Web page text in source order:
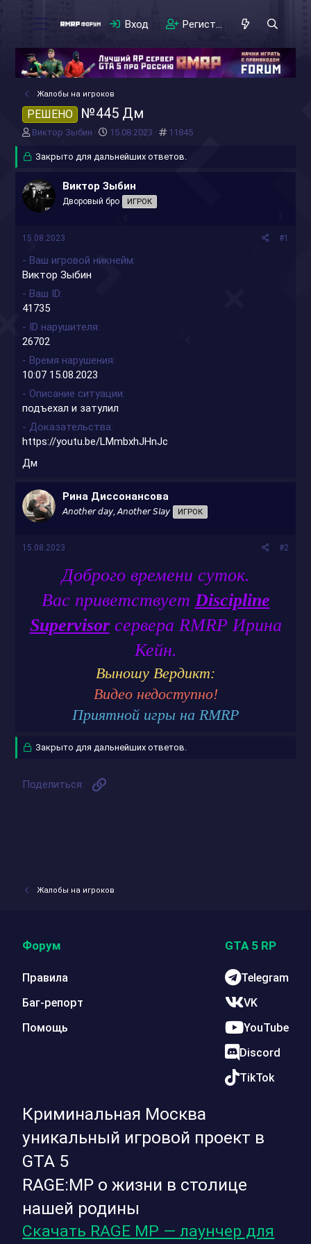
Вход Регистрация
Жалобы на игроков
РЕШЕНО №445 Дм
А
т
р
т
е
Виктор Зыбин
Д
т
н
ч
15.08.2023 #11845
Закрыто для дальнейших ответов.
Виктор Зыбин
Дворовый бро ИГРОК
15.08.2023 #1
- Ваш игровой никнейм
Виктор Зыбин
- Ваш ID
41735
- ID нарушителя
26702
- Время нарушения
10:07 15.08.2023
- Описание ситуации
подъехал и затулил
- Доказательства
https://youtu.be/LMmbxhJHnJc
Дм
Рина Диссонансова
𝘈𝘯𝘰𝘵𝘩𝘦𝘳 𝘥𝘢𝘺, 𝘈𝘯𝘰𝘵𝘩𝘦𝘳 𝘚𝘭𝘢𝘺 ИГРОК
15.08.2023 #2
Доброго времени суток.
Вас приветствует Discipline
Supervisorсервера RMRP Ирина
Кейн.
Выношу Вердикт:
Видео недоступно!
Приятной игры на RMRP
Закрыто для дальнейших ответов.
Поделиться:
Жалобы на игроков
Криминальная Москва
уникальный игровой проект в
GTA 5
RAGE:MP о жизни в столице
нашей родины
Скачать RAGE MP — лаунчер для
Форум
Правила
Баг-репорт
Помощь
GTA 5 RP
Telegram
VK
YouTube
Discord
TikTok